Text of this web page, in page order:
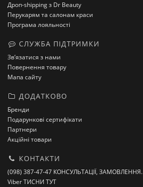
Дроп-shipping з Dr Beauty
Перукарям та салонам краси
Програма лояльності
СЛУЖБА ПІДТРИМКИ
Зв’язатися з нами
Повернення товару
Мапа сайту
ДОДАТКОВО
Бренди
Подарункові сертифікати
Партнери
Акційні товари
КОНТАКТИ
(098) 387-47-47 КОНСУЛЬТАЦІЇ, ЗАМОВЛЕННЯ.
Viber ТИСНИ ТУТ